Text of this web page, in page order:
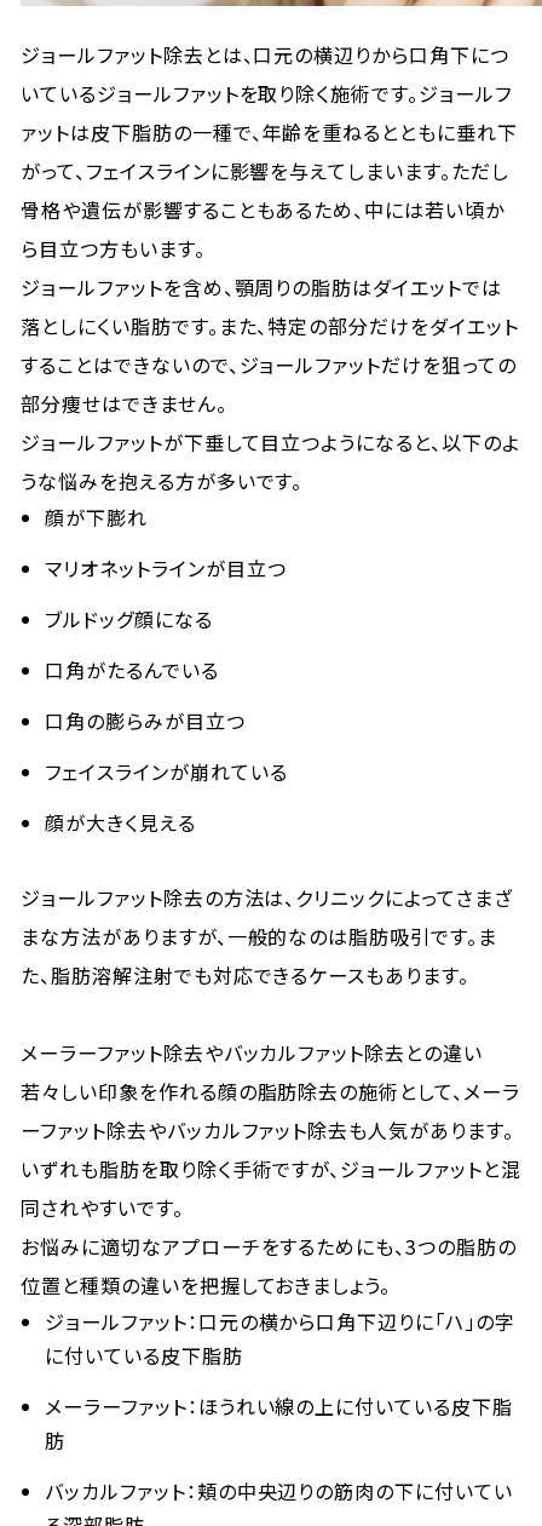
ジョールファット除去とは、口元の横辺りから口角下につ
いているジョールファットを取り除く施術です。ジョールフ
ァットは皮下脂肪の一種で、年齢を重ねるとともに垂れ下
がって、フェイスラインに影響を与えてしまいます。ただし
骨格や遺伝が影響することもあるため、中には若い頃か
ら目立つ方もいます。
ジョールファットを含め、顎周りの脂肪はダイエットでは
落としにくい脂肪です。また、特定の部分だけをダイエット
することはできないので、ジョールファットだけを狙っての
部分痩せはできません。
ジョールファットが下垂して目立つようになると、以下のよ
うな悩みを抱える方が多いです。
顔が下膨れ
マリオネットラインが目立つ
ブルドッグ顔になる
口角がたるんでいる
口角の膨らみが目立つ
フェイスラインが崩れている
顔が大きく見える
ジョールファット除去の方法は、クリニックによってさまざ
まな方法がありますが、一般的なのは脂肪吸引です。ま
た、脂肪溶解注射でも対応できるケースもあります。
メーラーファット除去やバッカルファット除去との違い
若々しい印象を作れる顔の脂肪除去の施術として、メーラ
ーファット除去やバッカルファット除去も人気があります。
いずれも脂肪を取り除く手術ですが、ジョールファットと混
同されやすいです。
お悩みに適切なアプローチをするためにも、3つの脂肪の
位置と種類の違いを把握しておきましょう。
ジョールファット：口元の横から口角下辺りに「ハ」の字
に付いている皮下脂肪
メーラーファット：ほうれい線の上に付いている皮下脂
肪
バッカルファット：頬の中央辺りの​​筋肉の下に付いてい